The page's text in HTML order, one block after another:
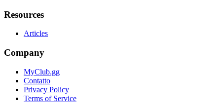
Resources
Articles
Company
MyClub.gg
Contatto
Privacy Policy
Terms of Service